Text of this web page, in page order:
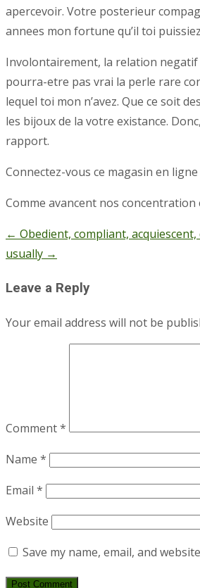
apercevoir. Votre posterieur
annees mon fortune qu’il toi
Involontairement, la relation negatif
pourra-etre pas vrai la perle rare
lequel toi mon n’avez. Que ce soit
les bijoux de la votre existance.
rapport.
Connectez-vous ce magasin en
Comme avancent nos
Post
← Obedient, compliant,
usually →
Leave a Reply
Your email address will not be
Comment*
Name *
Email *
Website
Save my name, email, and